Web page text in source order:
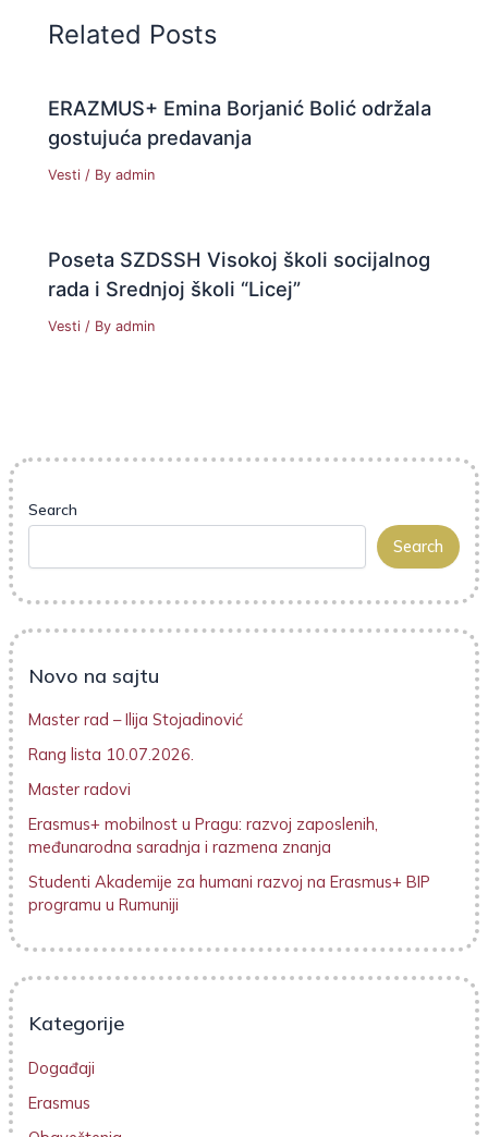
Related Posts
ERAZMUS+ Emina Borjanić Bolić održala
gostujuća predavanja
Vesti / Byadmin
Poseta SZDSSH Visokoj školi socijalnog
rada i Srednjoj školi “Licej”
Vesti / Byadmin
Search
Search
Novo na sajtu
Master rad – Ilija Stojadinović
Rang lista 10.07.2026.
Master radovi
Erasmus+ mobilnost u Pragu: razvoj zaposlenih,
međunarodna saradnja i razmena znanja
Studenti Akademije za humani razvoj na Erasmus+ BIP
programu u Rumuniji
Kategorije
Događaji
Erasmus